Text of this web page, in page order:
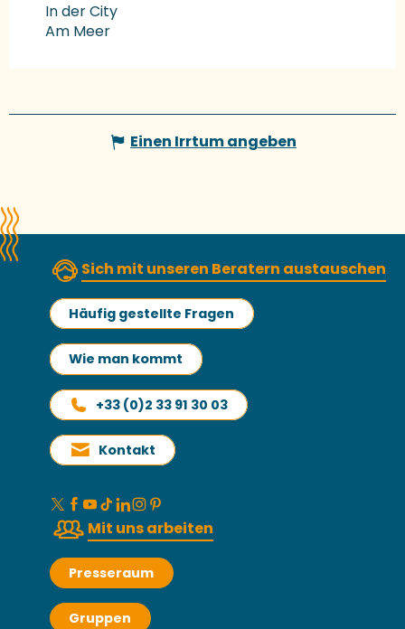
In der City
Am Meer
Einen Irrtum angeben
Sich mit unseren Beratern austauschen
Häufig gestellte Fragen
Wie man kommt
+33 (0)2 33 91 30 03
Kontakt
Mit uns arbeiten
Presseraum
Gruppen